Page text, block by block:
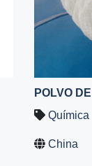
Química
China